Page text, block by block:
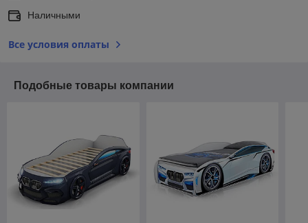
Наличными
Все условия оплаты
Подобные товары компании